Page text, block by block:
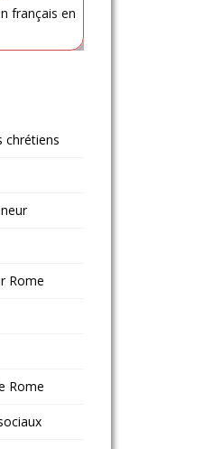
français en
chrétiens
Rome
Rome